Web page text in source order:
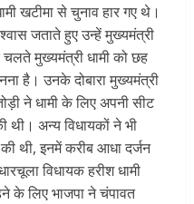
खटीमा से चुनाव हार गए थे।
जताते हुए उन्हें मुख्यमंत्री
मुख्यमंत्री धामी को छह
है। उनके दोबारा मुख्यमंत्री
ने धामी के लिए अपनी सीट
अन्य विधायकों ने भी
थी, इनमें करीब आधा दर्जन
विधायक हरीश धामी
के लिए भाजपा ने चंपावत